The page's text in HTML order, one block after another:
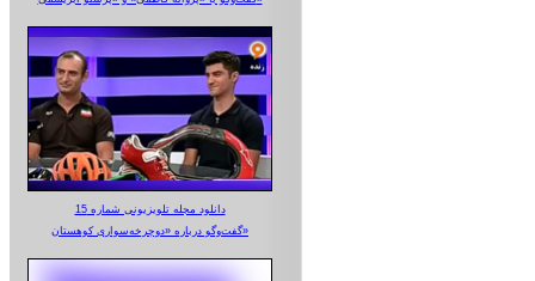
دانلود مجله تلویزیونی شماره 15
گفت‌وگو درباره «دوچرخه‌سواری کوهستان»